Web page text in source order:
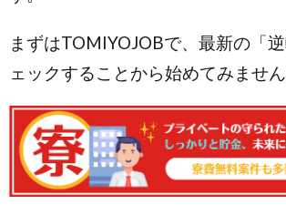
まずはTOMIYOJOBで、最新の「
ェックすることから始めてみませ